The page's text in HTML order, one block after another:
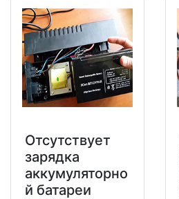
Отсутствует
зарядка
аккумуляторно
й батареи